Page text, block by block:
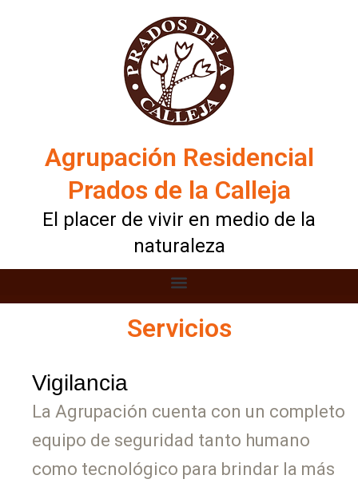
Agrupación Residencial
Prados de la Calleja
El placer de vivir en medio de la
naturaleza
Servicios
Vigilancia
La Agrupación cuenta con un completo
equipo de seguridad tanto humano
como tecnológico para brindar la más